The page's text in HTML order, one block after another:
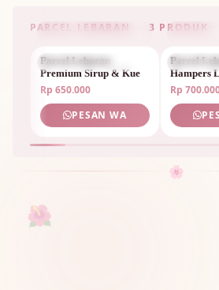
PARCEL LEBARAN · 3 PRODUK
PARCEL LEBARAN
Parcel Lebaran
Premium Sirup & Kue
Rp 650.000
PESAN WA
PARCEL
Parcel
Hampers
Rp
🌸
🌺